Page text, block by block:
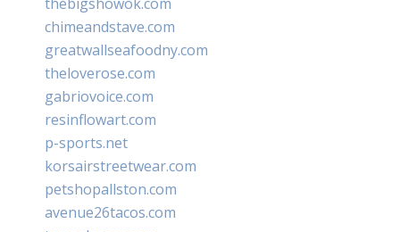
chimeandstave.com
greatwallseafoodny.com
theloverose.com
gabriovoice.com
resinflowart.com
p-sports.net
korsairstreetwear.com
petshopallston.com
avenue26tacos.com